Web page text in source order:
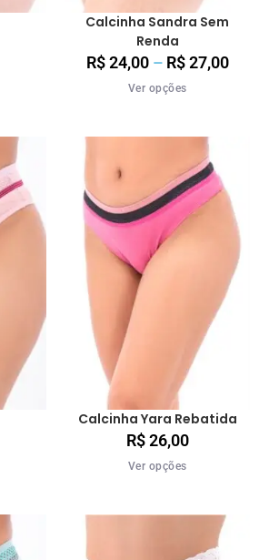
Calcinha Sandra Sem
Renda
R$24,00 – R$27,00
Ver opções
Calcinha Yara Rebatida
R$26,00
Ver opções